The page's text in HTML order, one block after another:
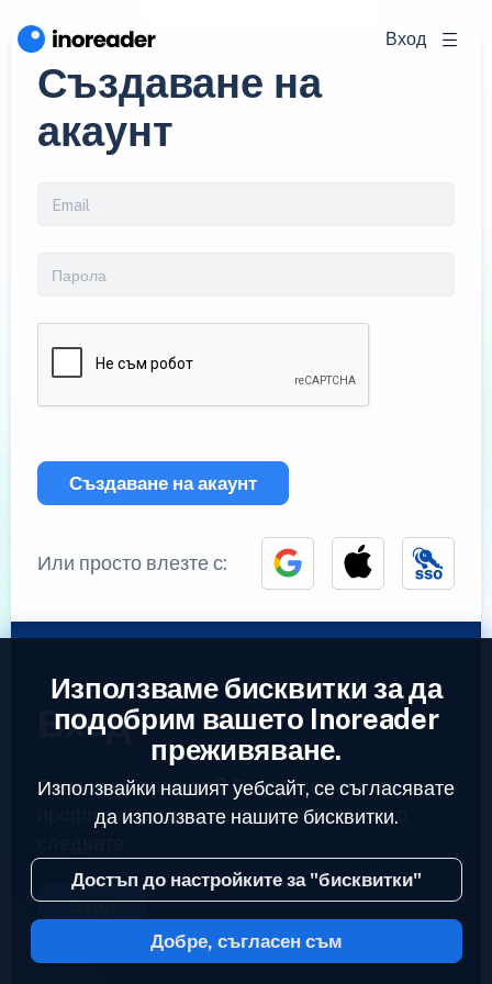
Вход
Създаване на
акаунт
Създаване на акаунт
Или просто влезте с:
Вход
Вече имате акаунт?Въведете вашият
профил за да достъпите емисиите които
Вход
2023 © Inoreader
Използваме бисквитки за да
подобрим вашето Inoreader
преживяване.
Използвайки нашият уебсайт, се съгласявате
да използвате нашите бисквитки.
Достъп до настройките за "бисквитки"
Добре, съгласен съм